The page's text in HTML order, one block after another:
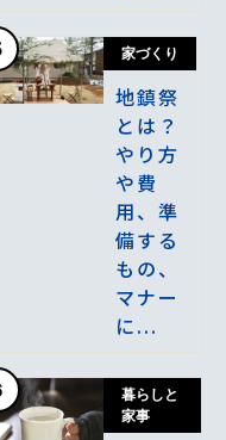
家づくり
地鎮祭
とは？
やり方
や費
用、準
備する
もの、
マナー
に...
暮らしと
家事